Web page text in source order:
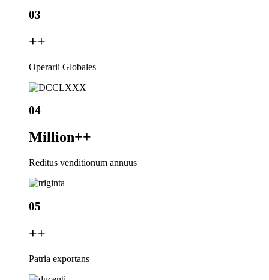
03
++
Operarii Globales
04
Million++
Reditus venditionum annuus
05
++
Patria exportans